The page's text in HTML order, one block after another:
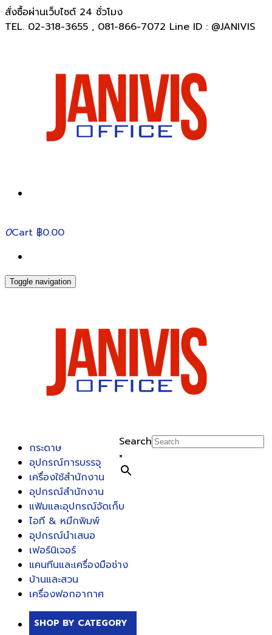
สั่งซื้อผ่านเว็บไซต์ 24 ชั่วโมง
TEL. 02-318-3655 , 081-866-7072 Line ID : @JANIVIS
0Cart ฿0.00
Toggle navigation
Search
×
กระดาษ
อุปกรณ์การบรรจุ
เครื่องใช้สำนักงาน
อุปกรณ์สำนักงาน
แฟ้มและอุปกรณ์จัดเก็บ
ไอที & หมึกพิมพ์
อุปกรณ์นำเสนอ
เฟอร์นิเจอร์
แคนทีนและเครื่องมือช่าง
บ้านและสวน
เครื่องฟอกอากาศ
SHOP BY CATEGORY